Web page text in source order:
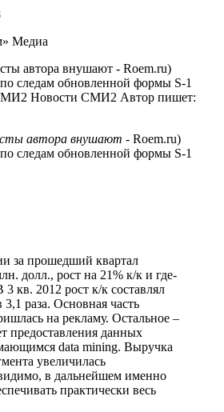
Медиа
автора внушают - Roem.ru)
следам обновленной формы S-1
Новости СМИ2 Автор пишет:
автора внушают - Roem.ru)
по следам обновленной формы S-1
за прошедший квартал
долл., рост на 21% к/к и где-
3 кв. 2012 рост к/к составлял
3,1 раза. Основная часть
на рекламу. Остальное –
предоставления данных
data mining. Выручка
увеличилась
в дальнейшем именно
практически весь